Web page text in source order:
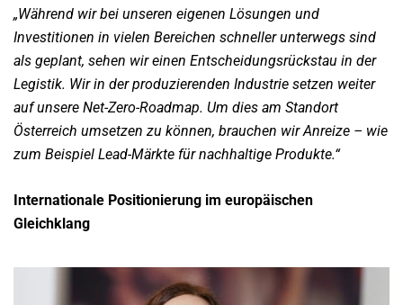
„Während wir bei unseren eigenen Lösungen und
Investitionen in vielen Bereichen schneller unterwegs sind
als geplant, sehen wir einen Entscheidungsrückstau in der
Legistik. Wir in der produzierenden Industrie setzen weiter
auf unsere Net-Zero-Roadmap. Um dies am Standort
Österreich umsetzen zu können, brauchen wir Anreize – wie
zum Beispiel Lead-Märkte für nachhaltige Produkte.“
Internationale Positionierung im europäischen
Gleichklang